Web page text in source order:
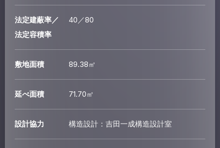
法定建蔽率／
法定容積率
40／80
敷地面積 89.38㎡
延べ面積 71.70㎡
設計協力 構造設計：吉田一成構造設計室